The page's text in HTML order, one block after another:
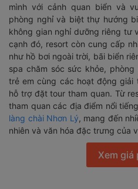
mình với cảnh quan biển và
phòng nghỉ và biệt thự hướng
không gian nghỉ dưỡng riêng tư
cạnh đó, resort còn cung cấp
như hồ bơi ngoài trời, bãi biển
spa chăm sóc sức khỏe,
trẻ em cùng các hoạt động giải
hỗ trợ đặt tour tham quan. Từ
tham quan các địa điểm nổi
làng chài Nhơn Lý, mang đến
nhiên và văn hóa đặc trưng của
Xem giá